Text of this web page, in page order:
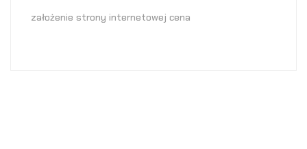
założenie strony internetowej cena